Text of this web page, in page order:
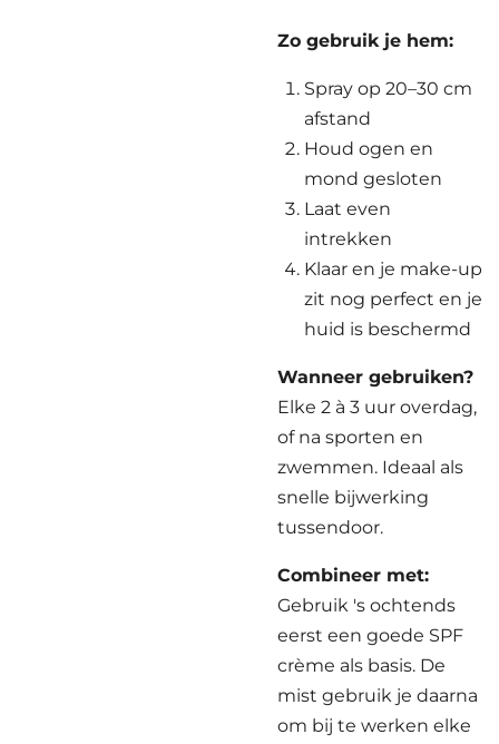
Zo gebruik je hem:
Spray op 20–30 cm
afstand
Houd ogen en
mond gesloten
Laat even
intrekken
Klaar en je make-up
zit nog perfect en je
huid is beschermd
Wanneer gebruiken?
Elke 2 à 3 uur overdag,
of na sporten en
zwemmen. Ideaal als
snelle bijwerking
tussendoor.
Combineer met:
Gebruik 's ochtends
eerst een goede SPF
crème als basis. De
mist gebruik je daarna
om bij te werken elke